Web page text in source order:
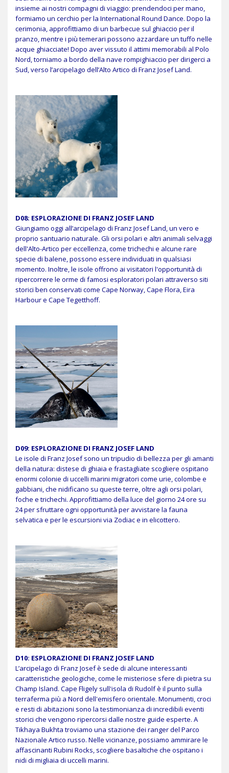
insieme ai nostri compagni di viaggio: prendendoci per mano,
formiamo un cerchio per la International Round Dance. Dopo la
cerimonia, approfittiamo di un barbecue sul ghiaccio per il
pranzo, mentre i più temerari possono azzardare un tuffo nelle
acque ghiacciate! Dopo aver vissuto il attimi memorabili al Polo
Nord, torniamo a bordo della nave rompighiaccio per dirigerci a
Sud, verso l’arcipelago dell’Alto Artico di Franz Josef Land.
D08: ESPLORAZIONE DI FRANZ JOSEF LAND
Giungiamo oggi all’arcipelago di Franz Josef Land, un vero e
proprio santuario naturale. Gli orsi polari e altri animali selvaggi
dell'Alto-Artico per eccellenza, come trichechi e alcune rare
specie di balene, possono essere individuati in qualsiasi
momento. Inoltre, le isole offrono ai visitatori l'opportunità di
ripercorrere le orme di famosi esploratori polari attraverso siti
storici ben conservati come Cape Norway, Cape Flora, Eira
Harbour e Cape Tegetthoff.
D09: ESPLORAZIONE DI FRANZ JOSEF LAND
Le isole di Franz Josef sono un tripudio di bellezza per gli amanti
della natura: distese di ghiaia e frastagliate scogliere ospitano
enormi colonie di uccelli marini migratori come urie, colombe e
gabbiani, che nidificano su queste terre, oltre agli orsi polari,
foche e trichechi. Approfittiamo della luce del giorno 24 ore su
24 per sfruttare ogni opportunità per avvistare la fauna
selvatica e per le escursioni via Zodiac e in elicottero.
D10: ESPLORAZIONE DI FRANZ JOSEF LAND
L’arcipelago di Franz Josef è sede di alcune interessanti
caratteristiche geologiche, come le misteriose sfere di pietra su
Champ Island. Cape Fligely sull'isola di Rudolf è il punto sulla
terraferma più a Nord dell'emisfero orientale. Monumenti, croci
e resti di abitazioni sono la testimonianza di incredibili eventi
storici che vengono ripercorsi dalle nostre guide esperte. A
Tikhaya Bukhta troviamo una stazione dei ranger del Parco
Nazionale Artico russo. Nelle vicinanze, possiamo ammirare le
affascinanti Rubini Rocks, scogliere basaltiche che ospitano i
nidi di migliaia di uccelli marini.